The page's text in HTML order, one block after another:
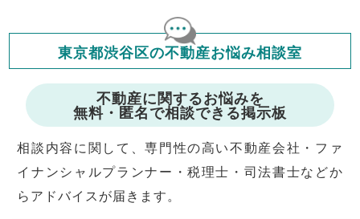
ますが、お借り入れの際に各金融機関にご相談ください。
会員マイページでは
修繕費・管理費の計算もできます
東京都渋谷区の不動産お悩み相談室
不動産に関するお悩みを
無料・匿名で相談できる掲示板
相談内容に関して、専門性の高い不動産会社・ファ
イナンシャルプランナー・税理士・司法書士などか
らアドバイスが届きます。